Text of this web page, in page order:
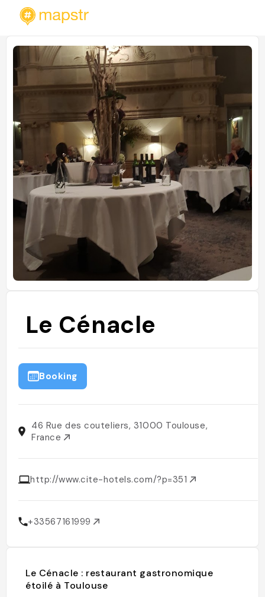
Le Cénacle
Booking
46 Rue des couteliers, 31000 Toulouse,
France
http://www.cite-hotels.com/?p=351
+33567161999
Le Cénacle : restaurant gastronomique
étoilé à Toulouse